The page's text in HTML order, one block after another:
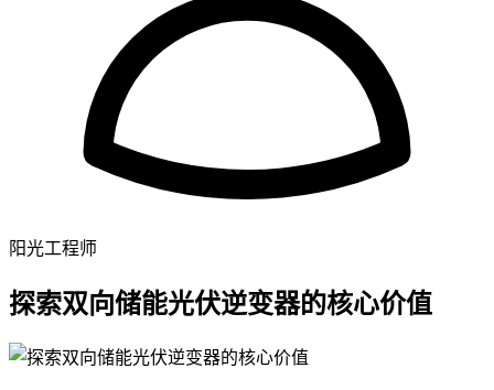
阳光工程师
探索双向储能光伏逆变器的核心价值